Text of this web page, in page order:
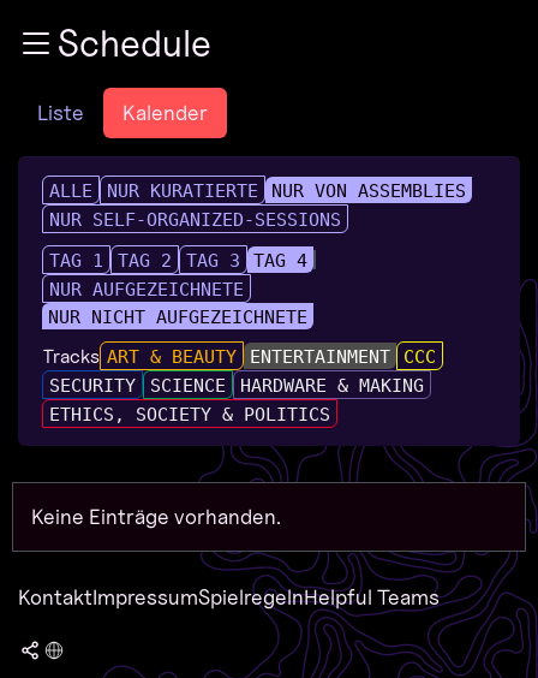
Zum InhaltSchedule
Liste Kalender
ALLE NUR KURATIERTE
NUR VON ASSEMBLIES
NUR SELF-ORGANIZED-SESSIONS
TAG 1
TAG 2 TAG 3
TAG 4
NUR AUFGEZEICHNETE
NUR NICHT AUFGEZEICHNETE
Tracks ART & BEAUTY ENTERTAINMENT
CCC
SECURITY
SCIENCE
HARDWARE & MAKING
ETHICS, SOCIETY & POLITICS
Keine Einträge vorhanden.
KontaktImpressumSpielregelnHelpful Teams